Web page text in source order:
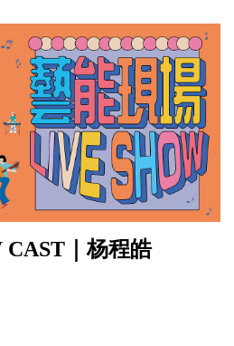
CAST｜杨程皓